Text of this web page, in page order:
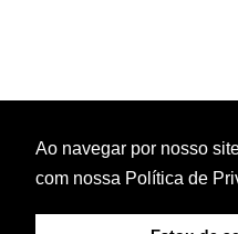
Ao navegar por nosso
com nossa Política de